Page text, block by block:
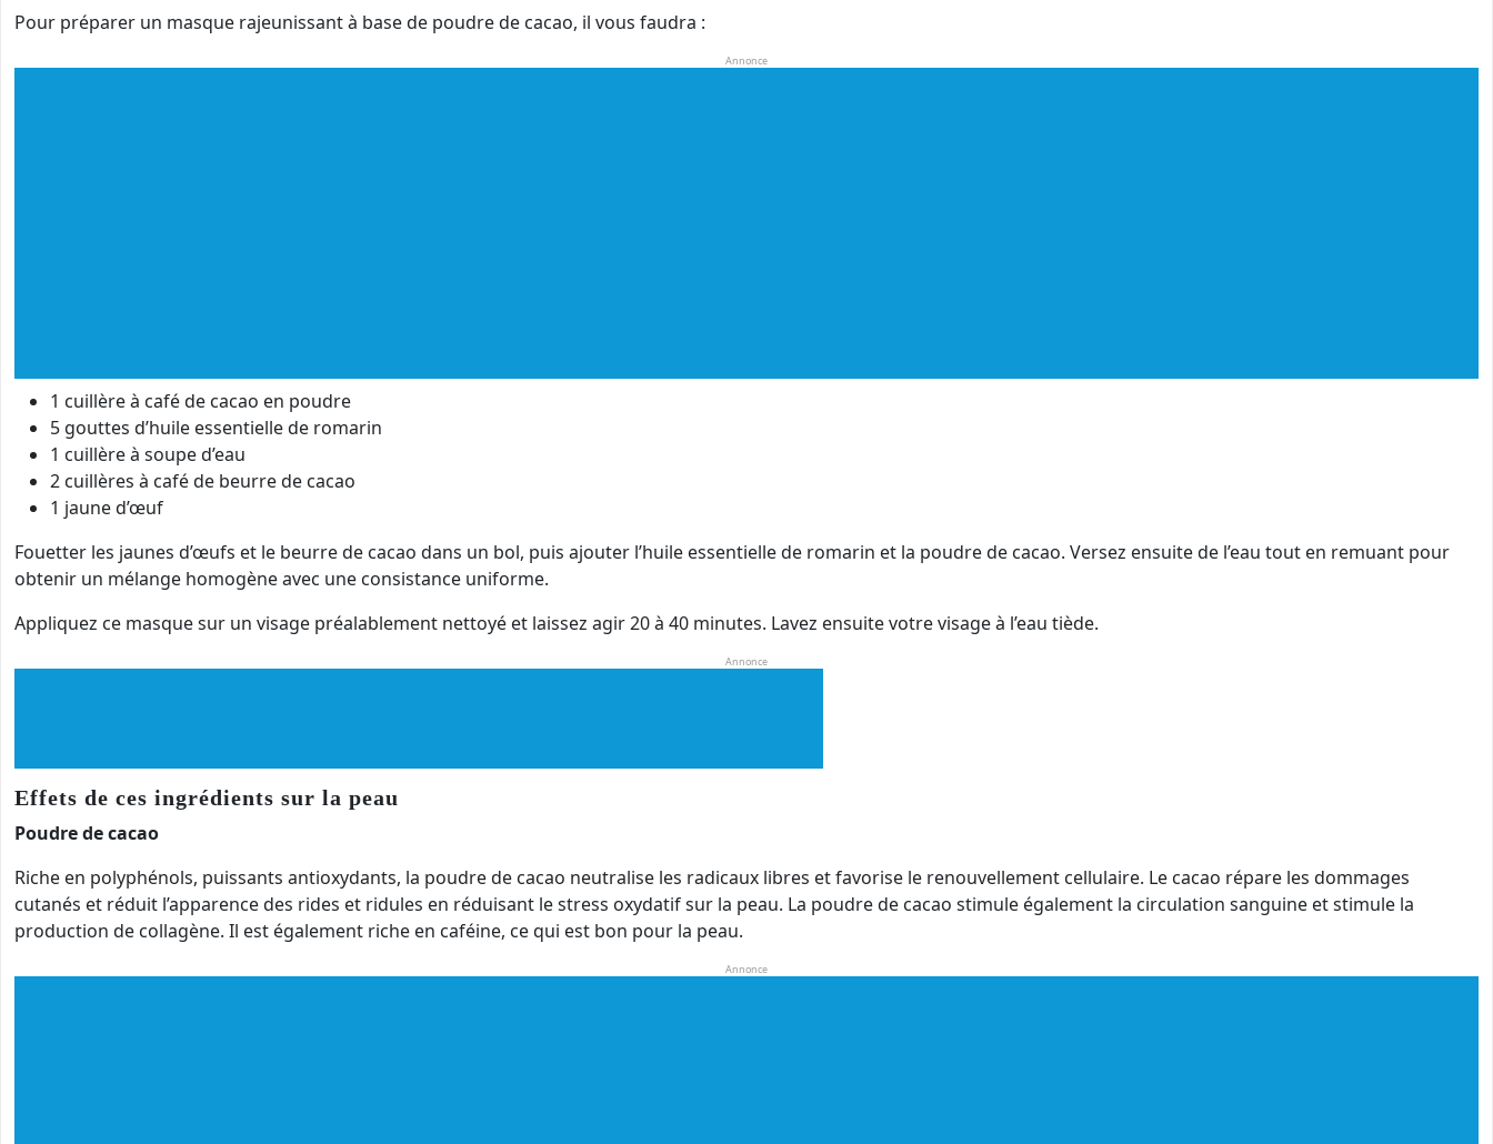
Pour préparer un masque rajeunissant à base de poudre de cacao, il vous faudra :
Annonce
1 cuillère à café de cacao en poudre
5 gouttes d’huile essentielle de romarin
1 cuillère à soupe d’eau
2 cuillères à café de beurre de cacao
1 jaune d’œuf
Fouetter les jaunes d’œufs et le beurre de cacao dans un bol, puis ajouter l’huile essentielle de romarin et la poudre de cacao. Versez ensuite de l’eau tout en remuant pour
obtenir un mélange homogène avec une consistance uniforme.
Appliquez ce masque sur un visage préalablement nettoyé et laissez agir 20 à 40 minutes. Lavez ensuite votre visage à l’eau tiède.
Annonce
Effets de ces ingrédients sur la peau
Poudre de cacao
Riche en polyphénols, puissants antioxydants, la poudre de cacao neutralise les radicaux libres et favorise le renouvellement cellulaire. Le cacao répare les dommages
cutanés et réduit l’apparence des rides et ridules en réduisant le stress oxydatif sur la peau. La poudre de cacao stimule également la circulation sanguine et stimule la
production de collagène. Il est également riche en caféine, ce qui est bon pour la peau.
Annonce